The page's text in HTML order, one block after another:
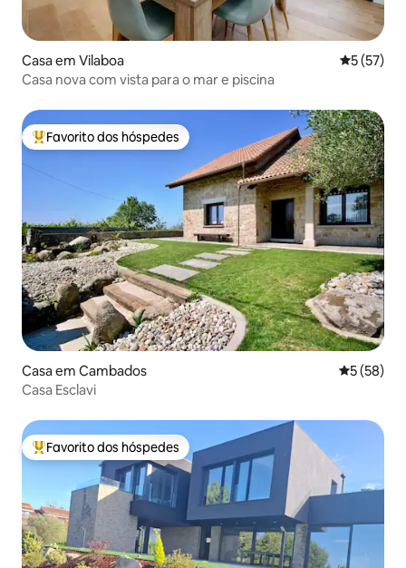
Casa em Vilaboa
5 (57)
Casa nova com vista para o mar e piscina
Favoritos dos hóspedes mais apreciados
Favorito dos hóspedes
Casa em Cambados
5 (58)
Casa Esclavi
Favoritos dos hóspedes mais apreciados
Favorito dos hóspedes